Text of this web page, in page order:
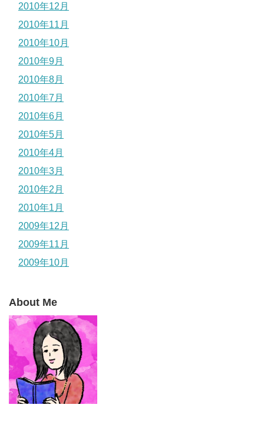
2010年12月
2010年11月
2010年10月
2010年9月
2010年8月
2010年7月
2010年6月
2010年5月
2010年4月
2010年3月
2010年2月
2010年1月
2009年12月
2009年11月
2009年10月
About Me